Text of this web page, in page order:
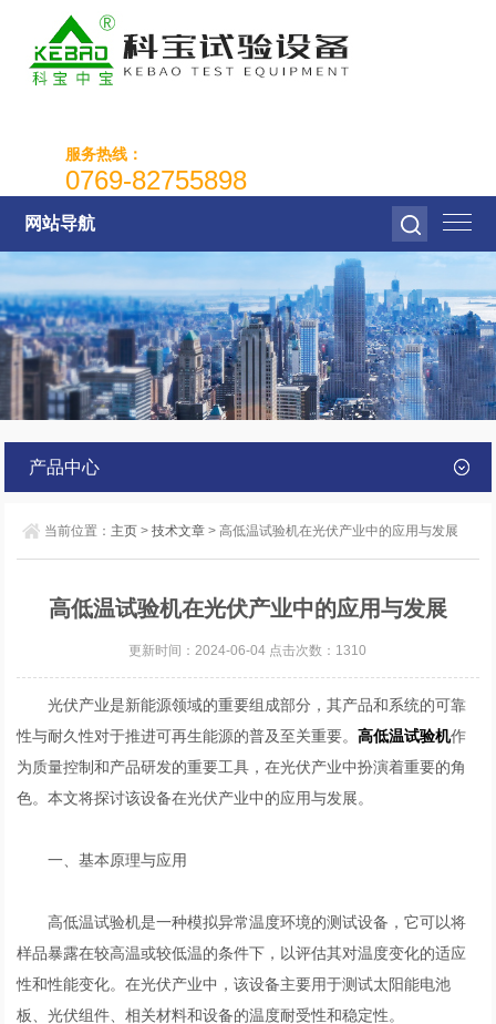
服务热线：
0769-82755898
网站导航
产品中心
当前位置： 主页 >技术文章 > 高低温试验机在光伏产业中的应用与发展
高低温试验机在光伏产业中的应用与发展
更新时间：2024-06-04 点击次数：1310
光伏产业是新能源领域的重要组成部分，其产品和系统的可靠
性与耐久性对于推进可再生能源的普及至关重要。高低温试验机作
为质量控制和产品研发的重要工具，在光伏产业中扮演着重要的角
色。本文将探讨该设备在光伏产业中的应用与发展。
一、基本原理与应用
高低温试验机是一种模拟异常温度环境的测试设备，它可以将
样品暴露在较高温或较低温的条件下，以评估其对温度变化的适应
性和性能变化。在光伏产业中，该设备主要用于测试太阳能电池
板、光伏组件、相关材料和设备的温度耐受性和稳定性。